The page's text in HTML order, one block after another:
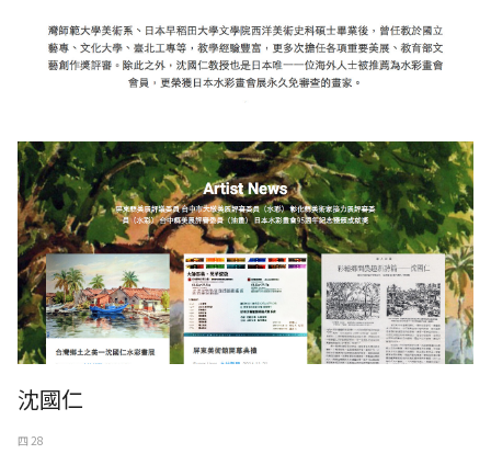
沈國仁
四 28